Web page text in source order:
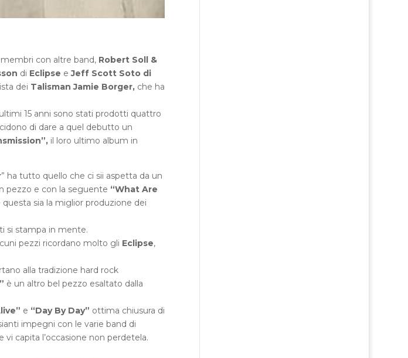
membri con altre band, Robert Soll &
di Eclipse e Jeff Scott Soto di
dei Talisman Jamie Borger,che ha
15 anni sono stati prodotti quattro
di dare a quel debutto un
il loro ultimo album in
” ha tutto quello che ci sii aspetta da un
pezzo e con la seguente “What Are
sia la miglior produzione dei
si stampa in mente.
pezzi ricordano molto gli Eclipse,
alla tradizione hard rock
è un altro bel pezzo esaltato dalla
e “Day By Day” ottima chiusura di
impegni con le varie band di
capita l’occasione non perdetela.